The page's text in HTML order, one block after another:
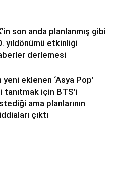
son anda planlanmış gibi
yıldönümü etkinliği
derlemesi
yeni eklenen ‘Asya Pop’
için BTS’i
ama planlarının
çıktı